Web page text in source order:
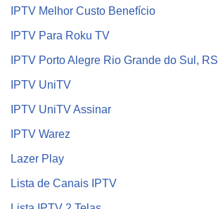
IPTV Melhor Custo Benefício
IPTV Para Roku TV
IPTV Porto Alegre Rio Grande do Sul, RS
IPTV UniTV
IPTV UniTV Assinar
IPTV Warez
Lazer Play
Lista de Canais IPTV